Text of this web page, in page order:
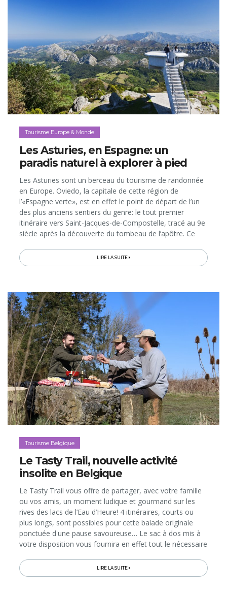
Tourisme Europe & Monde
Les Asturies, en Espagne: un
paradis naturel à explorer à pied
Les Asturies sont un berceau du tourisme de randonnée
en Europe. Oviedo, la capitale de cette région de
l’«Espagne verte», est en effet le point de départ de l’un
des plus anciens sentiers du genre: le tout premier
itinéraire vers Saint-Jacques-de-Compostelle, tracé au 9e
siècle après la découverte du tombeau de l’apôtre. Ce
Patrimoine mondial...
LIRE LA SUITE
Tourisme Belgique
Le Tasty Trail, nouvelle activité
insolite en Belgique
Le Tasty Trail vous offre de partager, avec votre famille
ou vos amis, un moment ludique et gourmand sur les
rives des lacs de l’Eau d’Heure! 4 itinéraires, courts ou
plus longs, sont possibles pour cette balade originale
ponctuée d'une pause savoureuse… Le sac à dos mis à
votre disposition vous fournira en effet tout le nécessaire
bord...
LIRE LA SUITE